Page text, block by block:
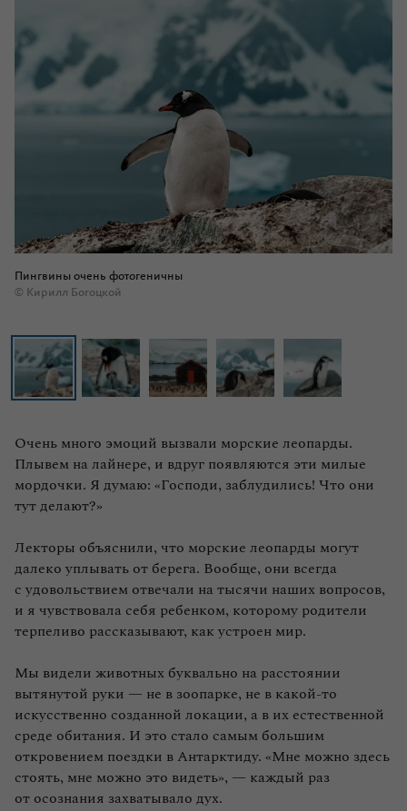
Пингвины очень фотогеничны
© Кирилл Богоцкой
Очень много эмоций вызвали морские леопарды.
Плывем на лайнере, и вдруг появляются эти милые
мордочки. Я думаю: «Господи, заблудились! Что они
тут делают?»
Лекторы объяснили, что морские леопарды могут
далеко уплывать от берега. Вообще, они всегда
с удовольствием отвечали на тысячи наших вопросов,
и я чувствовала себя ребенком, которому родители
терпеливо рассказывают, как устроен мир.
Мы видели животных буквально на расстоянии
вытянутой руки — не в зоопарке, не в какой‑то
искусственно созданной локации, а в их естественной
среде обитания. И это стало самым большим
откровением поездки в Антарктиду. «Мне можно здесь
стоять, мне можно это видеть», — каждый раз
от осознания захватывало дух.